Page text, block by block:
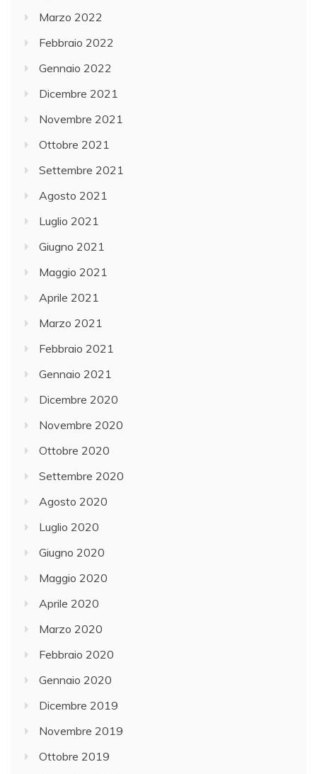
Marzo 2022
Febbraio 2022
Gennaio 2022
Dicembre 2021
Novembre 2021
Ottobre 2021
Settembre 2021
Agosto 2021
Luglio 2021
Giugno 2021
Maggio 2021
Aprile 2021
Marzo 2021
Febbraio 2021
Gennaio 2021
Dicembre 2020
Novembre 2020
Ottobre 2020
Settembre 2020
Agosto 2020
Luglio 2020
Giugno 2020
Maggio 2020
Aprile 2020
Marzo 2020
Febbraio 2020
Gennaio 2020
Dicembre 2019
Novembre 2019
Ottobre 2019